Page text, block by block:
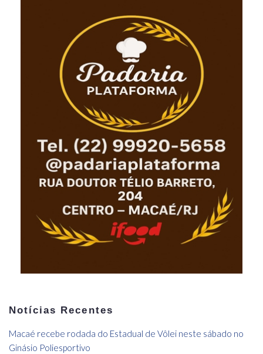
Notícias Recentes
Macaé recebe rodada do Estadual de Vôlei neste sábado no
Ginásio Poliesportivo